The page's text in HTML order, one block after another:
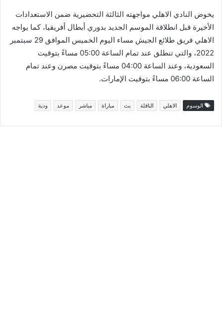
يخوض النادي الاهلي مواجهته الثالثة التحضيرية ضمن الاستعدادات
الأخيرة قبل انطلاقة الموسم الجديد بدوري أبطال أفريقيا، كما يواجه
الاهلي فريق طلائع الجيش مساء اليوم الخميس الموافق 29 سبتمبر
2022، والتي تنطلق عند تمام الساعة 05:00 مساءً بتوقيت
السعودية، وعند الساعة 04:00 مساءً بتوقيت مصرن وعند تمام
الساعة 06:00 مساءً بتوقيت الإمارات.
الوسوم الاهلي الناقلة بث مباراة مباشر موعد ودية